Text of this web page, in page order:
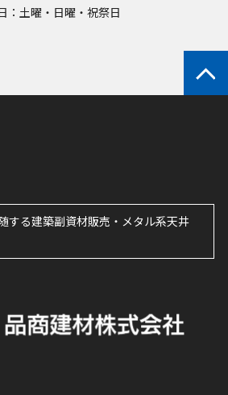
：土曜・日曜・祝祭日
する建築副資材販売・メタル系天井